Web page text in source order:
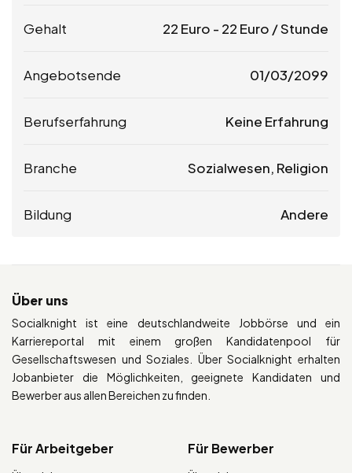
Gehalt 22 Euro - 22 Euro / Stunde
Angebotsende 01/03/2099
Berufserfahrung Keine Erfahrung
Branche Sozialwesen, Religion
Bildung Andere
Über uns
Socialknight ist eine deutschlandweite Jobbörse und ein
Karriereportal mit einem großen Kandidatenpool für
Gesellschaftswesen und Soziales. Über Socialknight erhalten
Jobanbieter die Möglichkeiten, geeignete Kandidaten und
Bewerber aus allen Bereichen zu finden.
Für Arbeitgeber Für Bewerber